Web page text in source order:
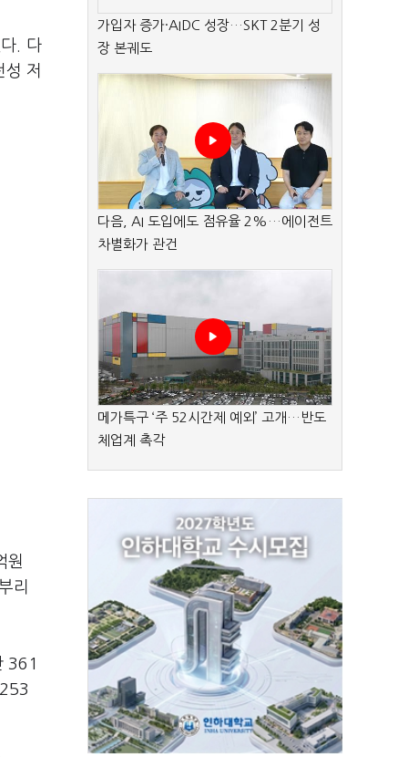
. 다
저
원
리
361
가입자 증가·AIDC 성장…SKT 2분기 성
장 본궤도
다음, AI 도입에도 점유율 2%…에이전트
차별화가 관건
메가특구 ‘주 52시간제 예외’ 고개…반도
체업계 촉각